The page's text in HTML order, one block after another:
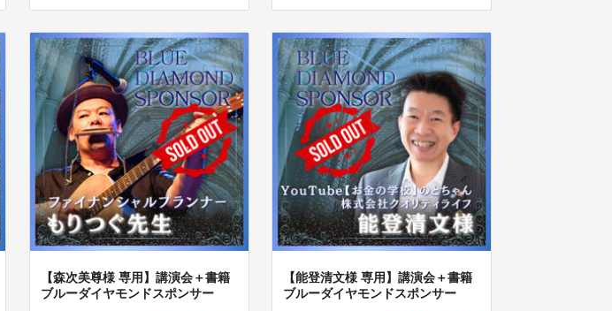
【森次美尊様 専用】講演会＋書籍
ブルーダイヤモンドスポンサー
【能登清文様 専用】講演会＋書籍
ブルーダイヤモンドスポンサー